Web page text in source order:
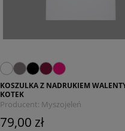
KOSZULKA Z NADRUKIEM
KOTEK
Producent: Myszojeleń
79,00 zł